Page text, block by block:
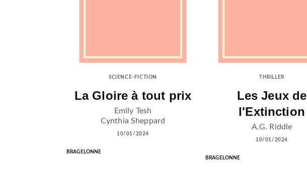
SCIENCE-FICTION
La Gloire à tout prix
Emily Tesh
Cynthia Sheppard
10/01/2024
BRAGELONNE
THRILLER
Les Jeux de
l'Extinction
A.G. Riddle
10/01/2024
BRAGELONNE